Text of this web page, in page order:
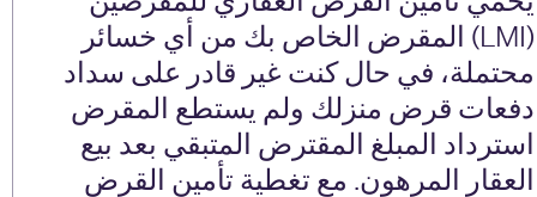
(LMI) المقرض الخاص بك من أي خسائر
محتملة، في حال كنت غير قادر على سداد
دفعات قرض منزلك ولم يستطع المقرض
استرداد المبلغ المقترض المتبقي بعد بيع
العقار المرهون. مع تغطية تأمين القرض